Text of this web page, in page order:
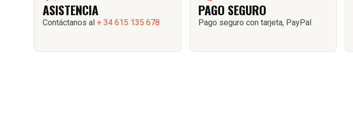
ASISTENCIA
Contáctanos al+ 34 615 135 678
PAGO SEGURO
Pago seguro con tarjeta, PayPal